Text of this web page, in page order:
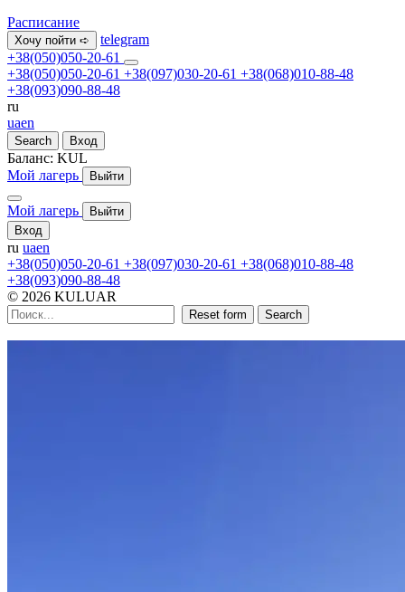
Расписание
Хочу пойти ➪
telegram
+38(050)050-20-61
+38(050)050-20-61 +38(097)030-20-61 +38(068)010-88-48
+38(093)090-88-48
ru
uaen
Search Вход
Баланс: KUL
Мой лагерь
Выйти
Мой лагерь
Выйти
Вход
ru uaen
+38(050)050-20-61 +38(097)030-20-61 +38(068)010-88-48
+38(093)090-88-48
© 2026 KULUAR
Reset form Search